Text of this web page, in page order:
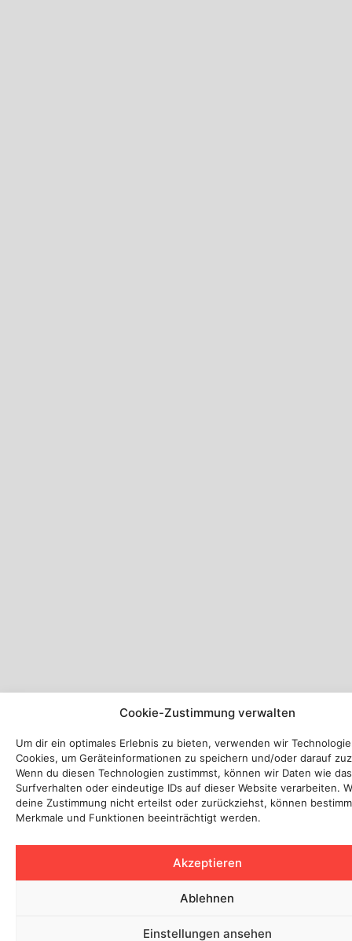
Cookie-Zustimmung verwalten
Um dir ein optimales Erlebnis zu bieten, verwenden wir
Cookies, um Geräteinformationen zu speichern und/oder darauf
Wenn du diesen Technologien zustimmst, können wir Daten wie das
Surfverhalten oder eindeutige IDs auf dieser Website verarbeiten.
deine Zustimmung nicht erteilst oder zurückziehst, können
Merkmale und Funktionen beeinträchtigt werden.
Akzeptieren
Ablehnen
Einstellungen ansehen